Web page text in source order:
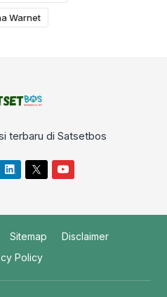
Warnet
terbaru di Satsetbos
Sitemap
Disclaimer
Policy